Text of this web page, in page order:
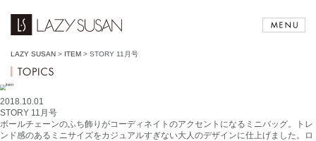
LAZY SUSAN > ITEM > STORY 11月号
2018.10.01
STORY 11月号
ボールチェーンのふち飾りがコーディネイトのアクセントになるミニバッグ。トレ
ンド感のあるミニサイズをカジュアルすぎない大人のデザインに仕上げました。ロ